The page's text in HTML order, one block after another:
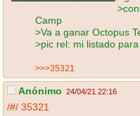
Camp
>Va a ganar Octopus
>pic rel: mi listado
>>>35321
Anónimo 24/04/21 22:16
/#/ 35321